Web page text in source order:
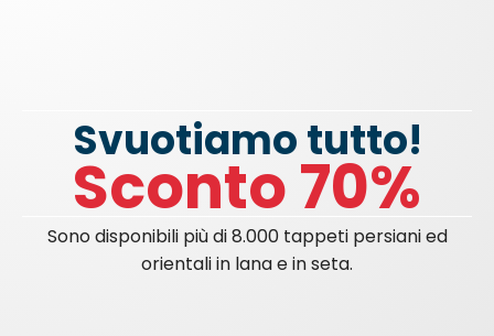
Svuotiamo tutto!
Sconto 70%
Sono disponibili più di 8.000 tappeti persiani ed
orientali in lana e in seta.